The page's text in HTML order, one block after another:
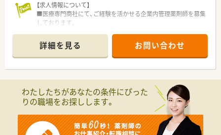
【求人情報について】
■医療専門商社にて、ご経験を活かせる企業内管理薬剤師を募集
しております。
いる求人です。
■ご経験と年齢を考慮し、420万円から450万円の年収をご提示
します。
■今回は、将来の組織体制強化を見据えた欠員補充のための募集
となります。
■医療機器の管理経験や卸売販売業の経験をお持ちの方を特に
■新しいシステムへの入力やデータ抽出・加工などに抵抗感なく
取り組める方を求めています。
詳細を見る お問い合わせ
わたしたちがあなたの条件にぴった
りの職場をお探しします。